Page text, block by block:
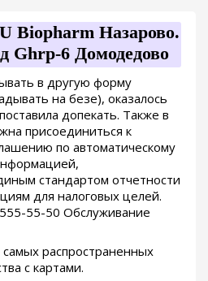
Biopharm Назарово.
Ghrp-6 Домодедово
в другую форму
на безе), оказалось
допекать. Также в
присоединиться к
по автоматическому
стандартом отчетности
для налоговых целей.
55-50 Обслуживание
распространенных
с картами.